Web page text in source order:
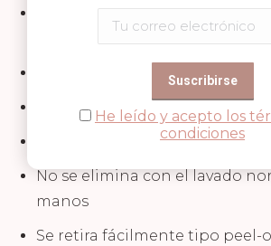
No tóxico (sin ftalatos,
Fórmula a base de agua
Dermatológicamente testado
No se elimina con el lavado
manos
Se retira fácilmente tipo peel-
He leído y acepto los
condiciones